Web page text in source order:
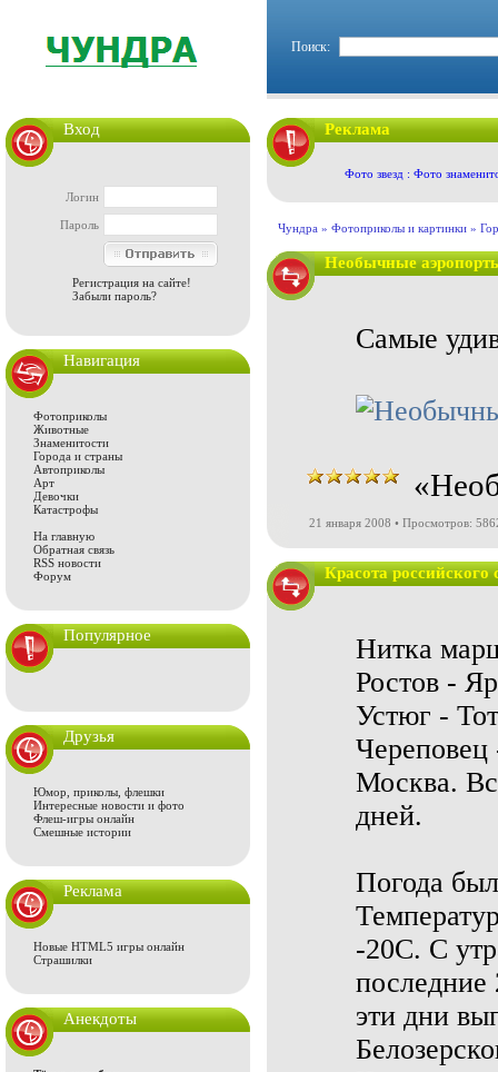
Поиск:
Вход
Логин
Пароль
Регистрация на сайте!
Забыли пароль?
Навигация
Фотоприколы
Животные
Знаменитости
Города и страны
Автоприколы
Арт
Девочки
Катастрофы
На главную
Обратная связь
RSS новости
Форум
Популярное
Друзья
Юмор, приколы, флешки
Интересные новости и фото
Флеш-игры онлайн
Смешные истории
Реклама
Новые HTML5 игры онлайн
Страшилки
Анекдоты
Реклама
Фото звезд : Фото
Чундра » Фотоприколы и картинки »
Необычные
Самые
21 января 2008 • Просмотров:
Красота российского
Нитка
Ростов -
Устюг -
Москва.
дней.
Погода
-20С. С
последние
эти дни